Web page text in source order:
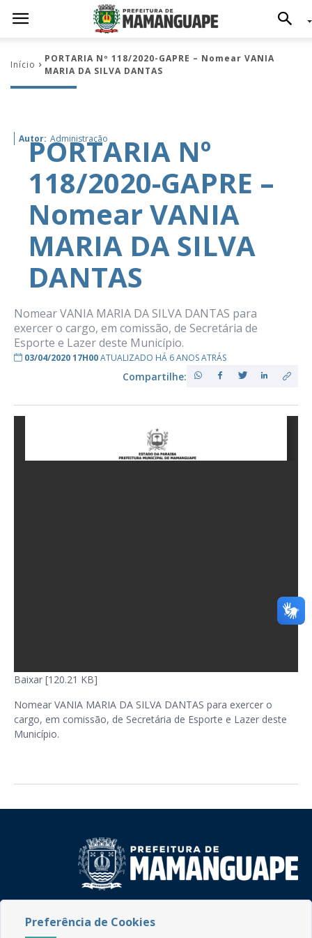
Início
PORTARIA Nº 118/2020-GAPRE – Nomear VANIA
MARIA DA SILVA DANTAS
Autor: Administração
PORTARIA Nº
118/2020-GAPRE –
Nomear VANIA
MARIA DA SILVA
DANTAS
Nomear VANIA MARIA DA SILVA DANTAS para
exercer o cargo, em comissão, de Secretária de
Esporte e Lazer deste Município.
03/04/2020 17H00ATUALIZADO HÁ 6 ANOS ATRÁS
Compartilhe:
Baixar [120.21 KB]
Nomear VANIA MARIA DA SILVA DANTAS para exercer o
cargo, em comissão, de Secretária de Esporte e Lazer deste
Município.
CEP: 58.280-000 - Mamanguape/PB
Preferência de Cookies